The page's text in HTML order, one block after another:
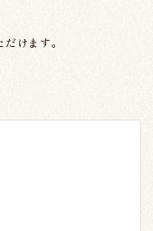
けます。